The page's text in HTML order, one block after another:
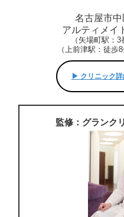
名古屋市
アルティメイ
（矢場町駅：3
（上前津駅：徒歩
▶︎ クリニック詳
監修：グランク